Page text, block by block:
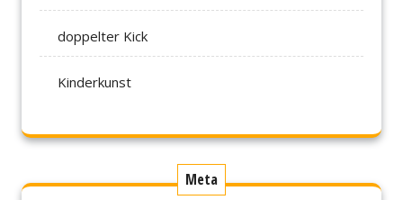
doppelter Kick
Kinderkunst
Meta